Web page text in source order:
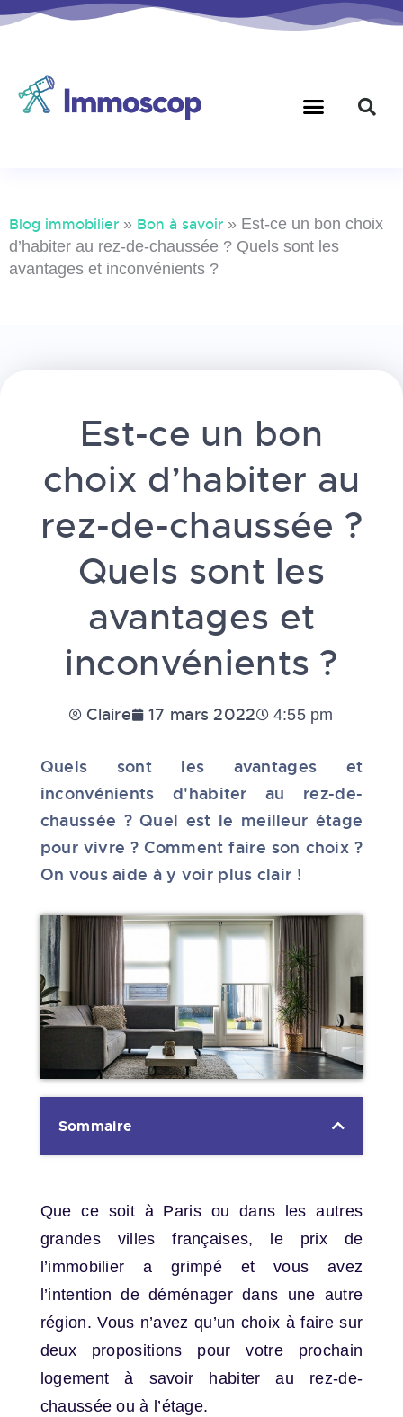
Blog immobilier » Bon à savoir » Est-ce un bon choix
d’habiter au rez-de-chaussée ? Quels sont les
avantages et inconvénients ?
Est-ce un bon
choix d’habiter au
rez-de-chaussée ?
Quels sont les
avantages et
inconvénients ?
Claire 17 mars 2022 4:55 pm
Quels sont les avantages et
inconvénients d'habiter au rez-de-
chaussée ? Quel est le meilleur étage
pour vivre ? Comment faire son choix ?
On vous aide à y voir plus clair !
Sommaire
Que ce soit à Paris ou dans les autres
grandes villes françaises, le prix de
l’immobilier a grimpé et vous avez
l’intention de déménager dans une autre
région. Vous n’avez qu’un choix à faire sur
deux propositions pour votre prochain
logement à savoir habiter au rez-de-
chaussée ou à l’étage.